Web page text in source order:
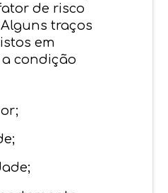
de risco
traços
em
condição